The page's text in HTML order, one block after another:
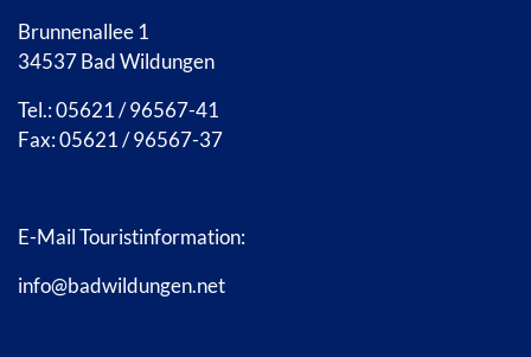
Brunnenallee 1
34537 Bad Wildungen
Tel.: 05621 / 96567-41
Fax: 05621 / 96567-37
E-Mail Touristinformation:
info@badwildungen.net